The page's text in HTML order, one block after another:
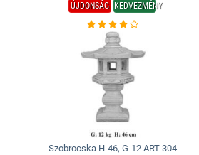
ÚJDONSÁG KEDVEZMÉNY
Szobrocska H-46, G-12 ART-304